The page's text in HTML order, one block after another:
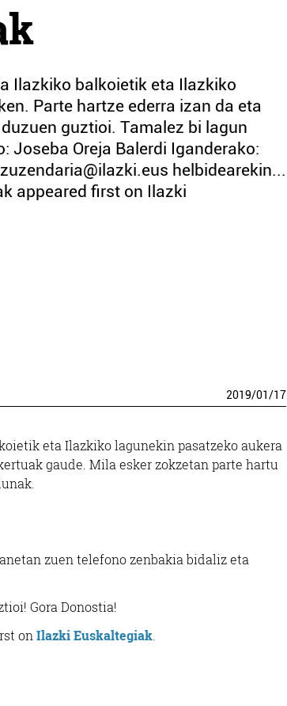
Ilazkiko balkoietik eta Ilazkiko
Parte hartze ederra izan da eta
guztioi. Tamalez bi lagun
Joseba Oreja Balerdi Iganderako:
helbidearekin...
appeared first on Ilazki
2019/01/17
eta Ilazkiko lagunekin pasatzeko aukera
gaude. Mila esker zokzetan parte hartu
zuen telefono zenbakia bidaliz eta
Gora Donostia!
on Ilazki Euskaltegiak